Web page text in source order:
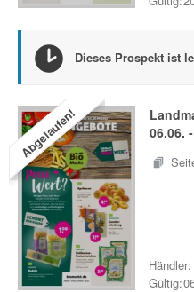
Dieses Prospekt ist
Abgelaufen!
06.06. -
Gültig:
Händler: